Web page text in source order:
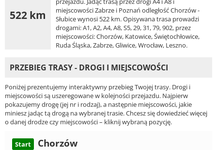
522 km
miejscowości Zabrze i Poznań odległość Chorzów -
Słubice wynosi 522 km. Opisywana trasa prowadzi
drogami: A1, A2, A4, A8, S5, 29, 31, 79, 902, przez
miejscowości: Chorzów, Katowice, Świętochłowice,
Ruda Śląska, Zabrze, Gliwice, Wrocław, Leszno.
PRZEBIEG TRASY - DROGI I MIEJSCOWOŚCI
Poniżej prezentujemy interaktywny przebieg Twojej trasy. Drogi i
miejscowości są uszeregowane w kolejności przejazdu. Najpierw
pokazujemy drogę (jej nr i rodzaj), a następnie miejscowości, jakie
miniesz jadąc tą drogą na wybranej trasie. Chcesz się dowiedzieć więcej
o danej drodze czy miejscowości – kliknij wybraną pozycję.
Start Chorzów